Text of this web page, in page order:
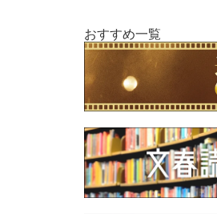
おすすめ一覧